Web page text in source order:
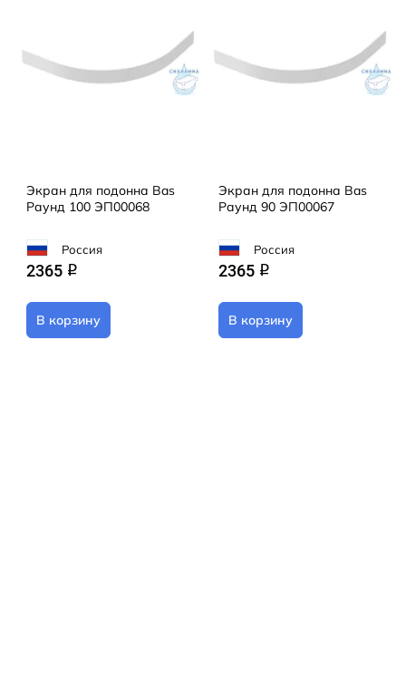
Экран для подонна Bas
Раунд 100 ЭП00068
Россия
2365 q
В корзину
Экран для подонна Bas
Раунд 90 ЭП00067
Россия
2365 q
В корзину